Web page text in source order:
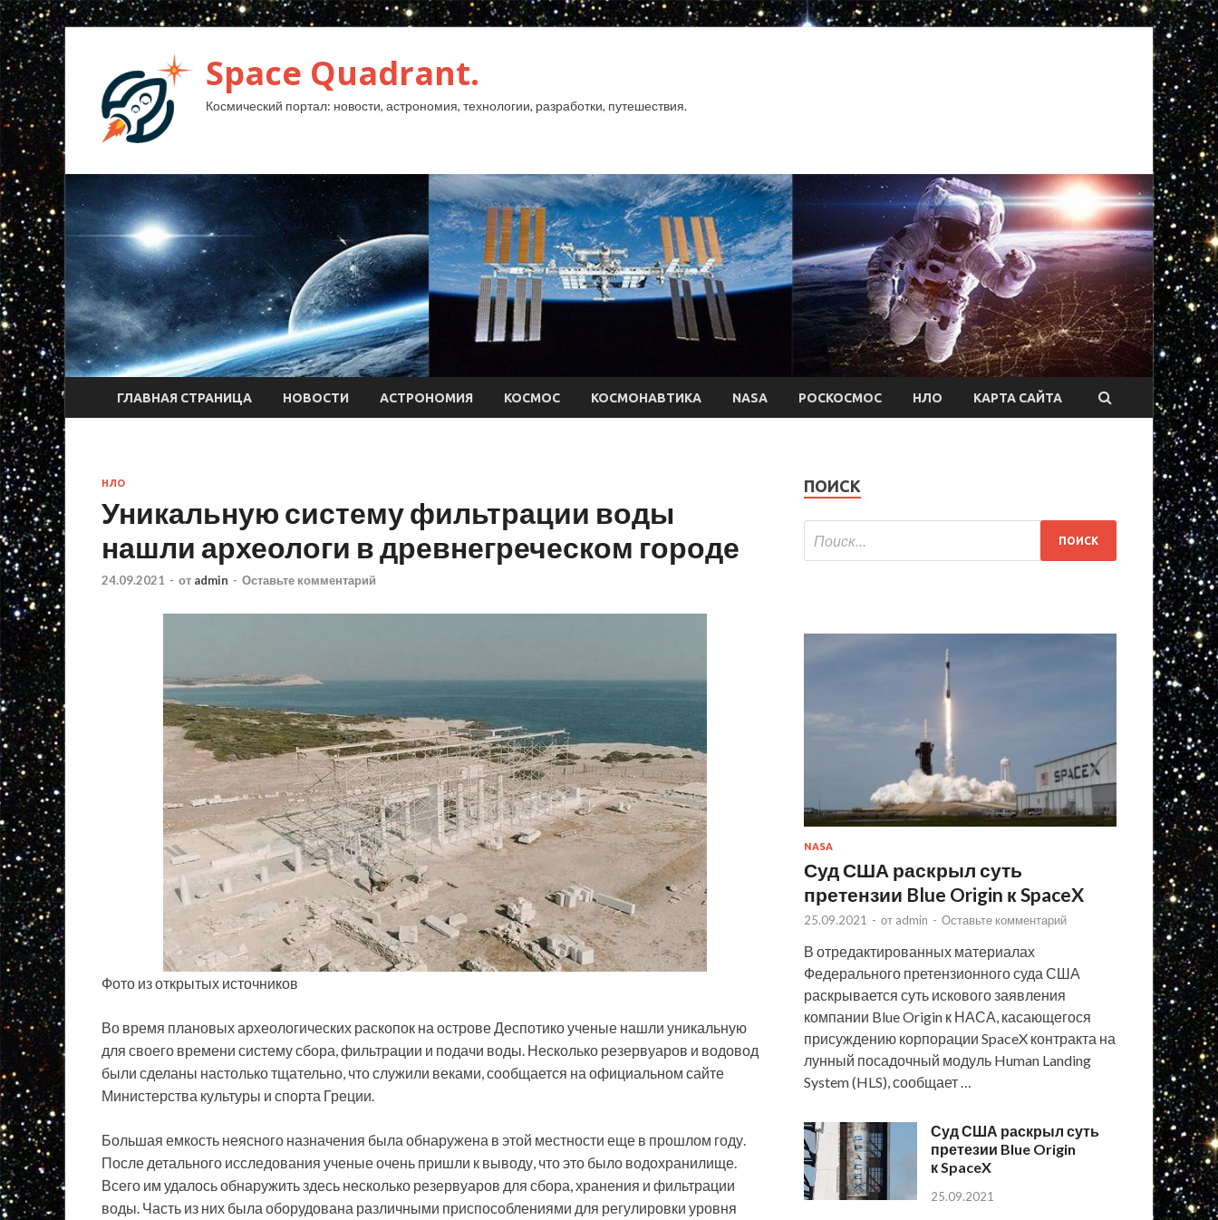
Space Quadrant.
Космический портал: новости, астрономия, технологии, разработки, путешествия.
ГЛАВНАЯ СТРАНИЦА НОВОСТИ АСТРОНОМИЯ КОСМОС КОСМОНАВТИКА NASA РОСКОСМОС НЛО КАРТА САЙТА
НЛО
Уникальную систему фильтрации воды
нашли археологи в древнегреческом городе
24.09.2021 - от admin - Оставьте комментарий
Фото из открытых источников
Во время плановых археологических раскопок на острове Деспотико ученые нашли уникальную
для своего времени систему сбора, фильтрации и подачи воды. Несколько резервуаров и водовод
были сделаны настолько тщательно, что служили веками, сообщается на официальном сайте
Министерства культуры и спорта Греции.
Большая емкость неясного назначения была обнаружена в этой местности еще в прошлом году.
После детального исследования ученые очень пришли к выводу, что это было водохранилище.
Всего им удалось обнаружить здесь несколько резервуаров для сбора, хранения и фильтрации
воды. Часть из них была оборудована различными приспособлениями для регулировки уровня
ПОИСК
NASA
Суд США раскрыл суть
претензии Blue Origin к SpaceX
25.09.2021 - от admin - Оставьте комментарий
В отредактированных материалах
Федерального претензионного суда США
раскрывается суть искового заявления
компании Blue Origin к НАСА, касающегося
присуждению корпорации SpaceX контракта на
лунный посадочный модуль Human Landing
System (HLS), сообщает …
Суд США раскрыл суть
претезии Blue Origin
к SpaceX
25.09.2021